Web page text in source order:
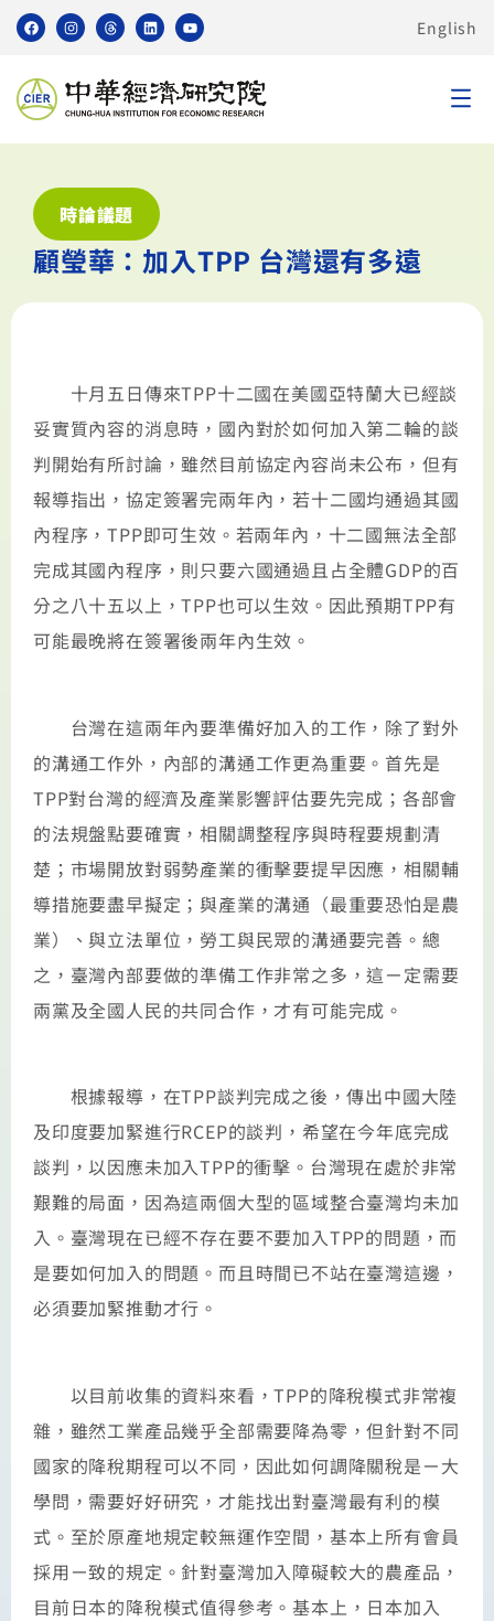
English
時論議題
顧瑩華：加入TPP 台灣還有多遠
十月五日傳來TPP十二國在美國亞特蘭大已經談
妥實質內容的消息時，國內對於如何加入第二輪的談
判開始有所討論，雖然目前協定內容尚未公布，但有
報導指出，協定簽署完兩年內，若十二國均通過其國
內程序，TPP即可生效。若兩年內，十二國無法全部
完成其國內程序，則只要六國通過且占全體GDP的百
分之八十五以上，TPP也可以生效。因此預期TPP有
可能最晚將在簽署後兩年內生效。
台灣在這兩年內要準備好加入的工作，除了對外
的溝通工作外，內部的溝通工作更為重要。首先是
TPP對台灣的經濟及產業影響評估要先完成；各部會
的法規盤點要確實，相關調整程序與時程要規劃清
楚；市場開放對弱勢產業的衝擊要提早因應，相關輔
導措施要盡早擬定；與產業的溝通（最重要恐怕是農
業）、與立法單位，勞工與民眾的溝通要完善。總
之，臺灣內部要做的準備工作非常之多，這ㄧ定需要
兩黨及全國人民的共同合作，才有可能完成。
根據報導，在TPP談判完成之後，傳出中國大陸
及印度要加緊進行RCEP的談判，希望在今年底完成
談判，以因應未加入TPP的衝擊。台灣現在處於非常
艱難的局面，因為這兩個大型的區域整合臺灣均未加
入。臺灣現在已經不存在要不要加入TPP的問題，而
是要如何加入的問題。而且時間已不站在臺灣這邊，
必須要加緊推動才行。
以目前收集的資料來看，TPP的降稅模式非常複
雜，雖然工業產品幾乎全部需要降為零，但針對不同
國家的降稅期程可以不同，因此如何調降關稅是ㄧ大
學問，需要好好研究，才能找出對臺灣最有利的模
式。至於原產地規定較無運作空間，基本上所有會員
採用ㄧ致的規定。針對臺灣加入障礙較大的農產品，
目前日本的降稅模式值得參考。基本上，日本加入